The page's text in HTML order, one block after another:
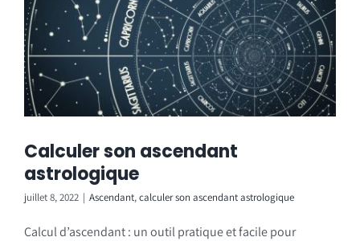
Calculer son ascendant
astrologique
juillet 8, 2022 | Ascendant,calculer son ascendant astrologique
Calcul d’ascendant : un outil pratique et facile pour